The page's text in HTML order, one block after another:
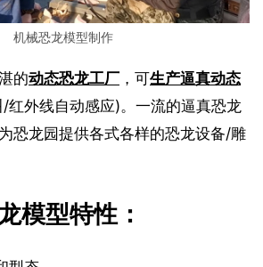
机械恐龙模型制作
的动态恐龙工厂 ，可生产逼真动态
红外线自动感应)。一流的逼真恐龙
恐龙园提供各式各样的恐龙设备/雕
模型特性：